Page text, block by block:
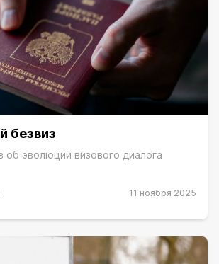
безвиз
об эволюции визового диалога
11 ноября 2025